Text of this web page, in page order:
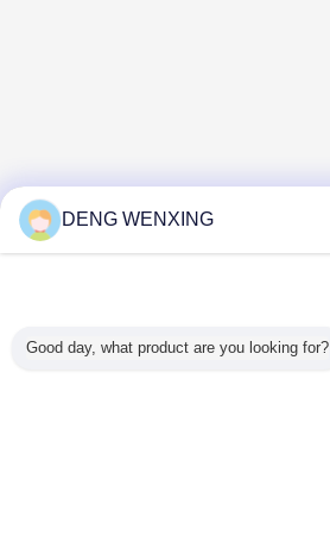
DENG WENXING
Good day, what product are you looking for?